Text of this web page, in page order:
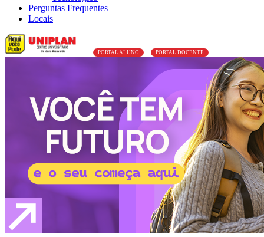
Perguntas Frequentes
Locais
PORTAL ALUNO PORTAL DOCENTE